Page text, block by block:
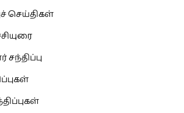
செய்திகள்